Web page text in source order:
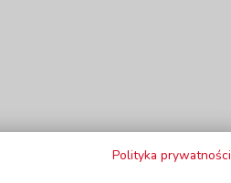
Polityka prywatności